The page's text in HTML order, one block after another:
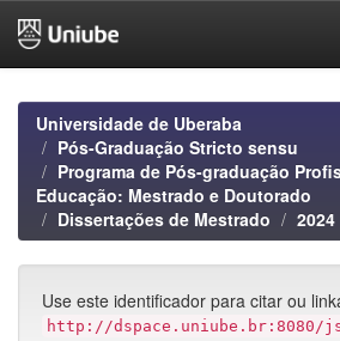
navigationUniversidade de Uberaba
Pós-Graduação Stricto sensu
Programa de Pós-graduação
Educação: Mestrado e Doutorado
Dissertações de Mestrado
2024
Use este identificador para citar ou
http://dspace.uniube.br:8080/